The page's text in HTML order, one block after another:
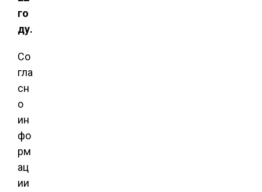
го
ду.
Со
гла
сн
о
ин
фо
рм
ац
ии